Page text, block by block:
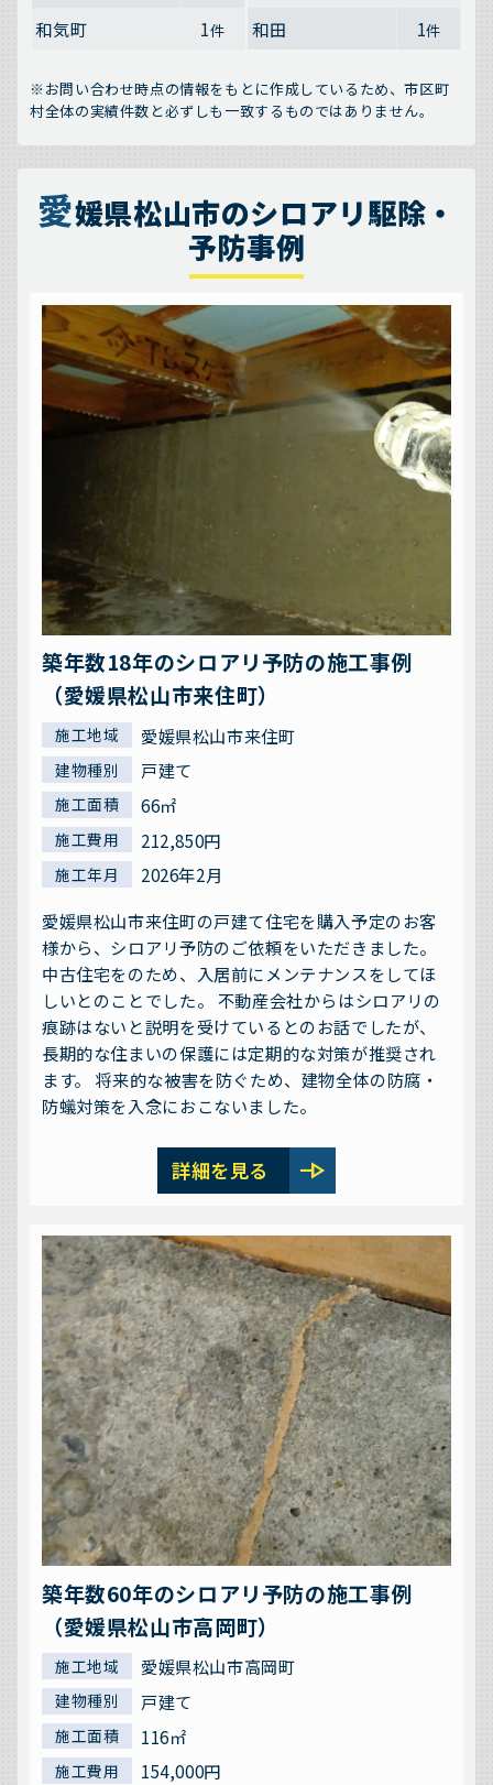
和気町 1件 和田 1件
※お問い合わせ時点の情報をもとに作成しているため、市区町
村全体の実績件数と必ずしも一致するものではありません。
愛媛県松山市のシロアリ駆除・
予防事例
築年数18年のシロアリ予防の施工事例
（愛媛県松山市来住町）
施工地域 愛媛県松山市来住町
建物種別 戸建て
施工面積 66㎡
施工費用 212,850円
施工年月
2026年2月
愛媛県松山市来住町の戸建て住宅を購入予定のお客
様から、シロアリ予防のご依頼をいただきました。
中古住宅をのため、入居前にメンテナンスをしてほ
しいとのことでした。 不動産会社からはシロアリの
痕跡はないと説明を受けているとのお話でしたが、
長期的な住まいの保護には定期的な対策が推奨され
ます。 将来的な被害を防ぐため、建物全体の防腐・
防蟻対策を入念におこないました。
詳細を見る line_end_arrow
築年数60年のシロアリ予防の施工事例
（愛媛県松山市高岡町）
施工地域 愛媛県松山市高岡町
建物種別 戸建て
施工面積 116㎡
施工費用 154,000円